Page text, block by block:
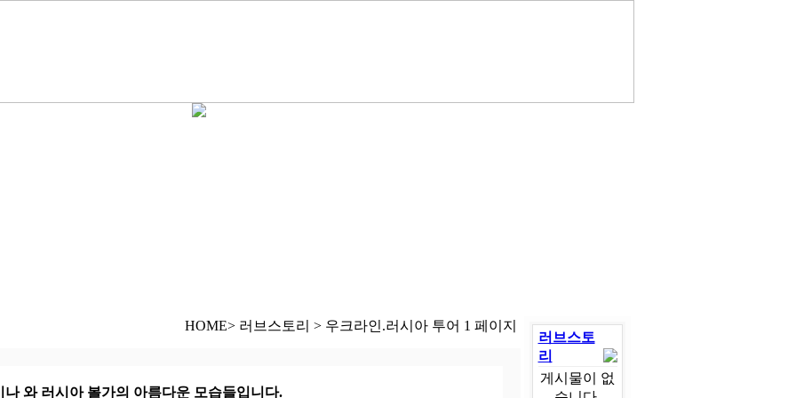
HOME> 러브스토리 > 우크라인.러시아 투어 1 페이지
와 러시아 볼가의 아름다운 모습들입니다.
러브스토
리
게시물이 없